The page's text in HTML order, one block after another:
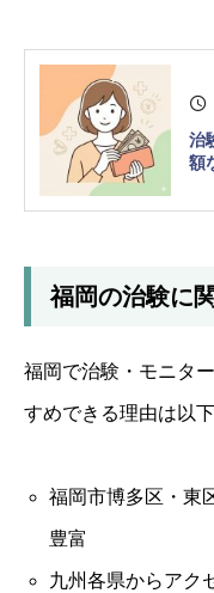
治
額
福岡の治験に
福岡で治験・モニタ
すめできる理由は以
福岡市博多区・東
豊富
九州各県からアク